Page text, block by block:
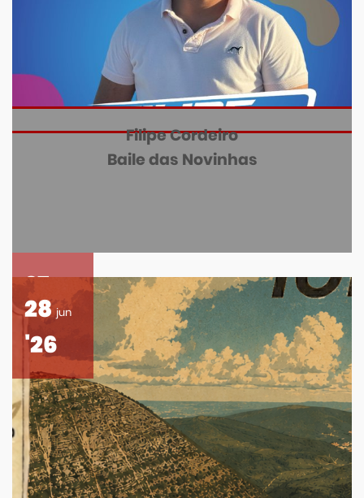
Filipe Cordeiro
27
'26
Baile das Novinhas
28 jun
'26